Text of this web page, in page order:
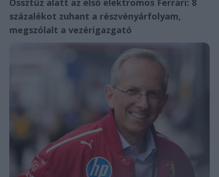
százalékot zuhant a részvényárfolyam,
megszólalt a vezérigazgató